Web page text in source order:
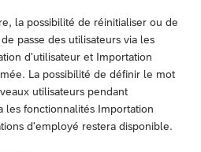
la possibilité de réinitialiser ou de
passe des utilisateurs via les
d'utilisateur et Importation
La possibilité de définir le mot
utilisateurs pendant
les fonctionnalités Importation
d'employé restera disponible.